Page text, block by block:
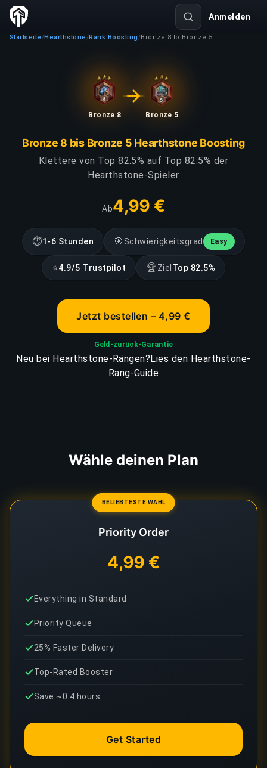
Anmelden
Startseite /Hearthstone /Rank Boosting /Bronze 8 to Bronze 5
Bronze 8 Bronze 5
Bronze 8 bis Bronze 5 Hearthstone Boosting
Klettere von Top 82.5% auf Top 82.5% der
Hearthstone-Spieler
Ab4,99 €
⏱1-6 Stunden 🎯 Schwierigkeitsgrad Easy
⭐4.9/5 Trustpilot 🏆Ziel Top 82.5%
Jetzt bestellen – 4,99 €
Geld-zurück-Garantie
Neu bei Hearthstone-Rängen?Lies den Hearthstone-
Rang-Guide
Wähle deinen Plan
BELIEBTESTE WAHL
Priority Order
4,99 €
Everything in Standard
Priority Queue
25% Faster Delivery
Top-Rated Booster
Save ~0.4 hours
Get Started